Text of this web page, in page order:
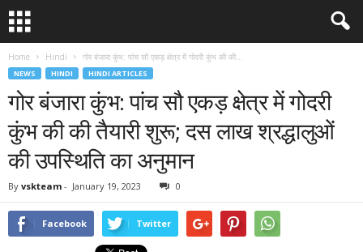
Home Hindi गोर बंजारा कुंभ: पांच सौ एकड़ क्षेत्र में गोदरी कुंभ की की...
NEWS HINDI HINDI ARTICLES
गोर बंजारा कुंभ: पांच सौ एकड़ क्षेत्र में गोदरी
कुंभ की की तैयारी शुरू; दस लाख श्रद्धालुओं
की उपस्थिति का अनुमान
By vskteam - January 19, 2023 0
Facebook Twitter